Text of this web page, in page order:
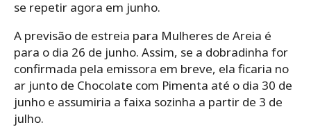
se repetir agora em junho.
A previsão de estreia para Mulheres de Areia é
para o dia 26 de junho. Assim, se a dobradinha for
confirmada pela emissora em breve, ela ficaria no
ar junto de Chocolate com Pimenta até o dia 30 de
junho e assumiria a faixa sozinha a partir de 3 de
julho.